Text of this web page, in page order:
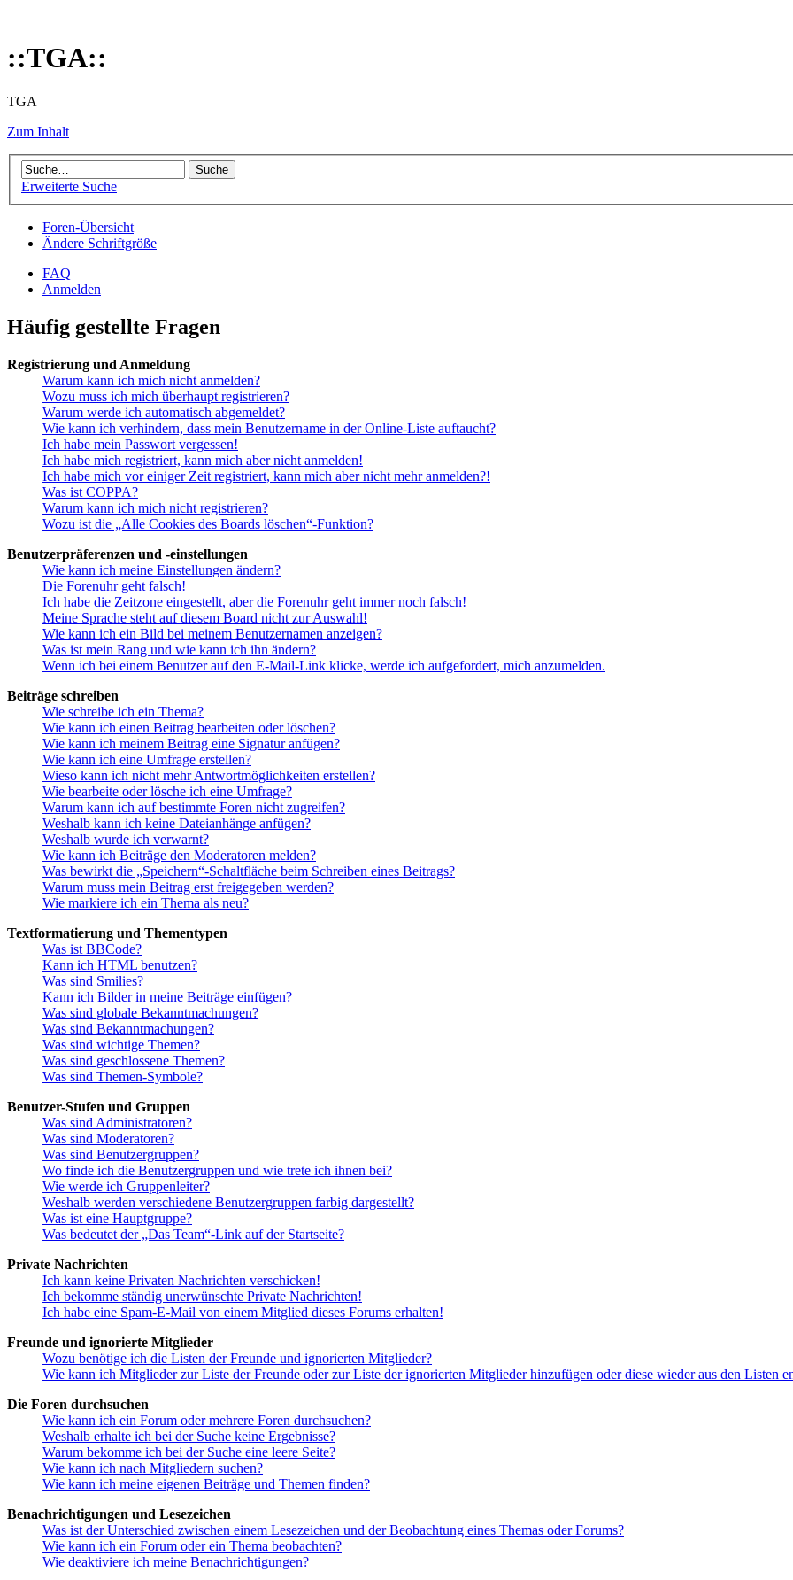
::TGA::
TGA
Zum Inhalt
Erweiterte Suche
Foren-Übersicht
Ändere Schriftgröße
FAQ
Anmelden
Häufig gestellte Fragen
Registrierung und Anmeldung
Warum kann ich mich nicht anmelden?
Wozu muss ich mich überhaupt registrieren?
Warum werde ich automatisch abgemeldet?
Wie kann ich verhindern, dass mein Benutzername in der Online-Liste auftaucht?
Ich habe mein Passwort vergessen!
Ich habe mich registriert, kann mich aber nicht anmelden!
Ich habe mich vor einiger Zeit registriert, kann mich aber nicht mehr anmelden?!
Was ist COPPA?
Warum kann ich mich nicht registrieren?
Wozu ist die „Alle Cookies des Boards löschen“-Funktion?
Benutzerpräferenzen und -einstellungen
Wie kann ich meine Einstellungen ändern?
Die Forenuhr geht falsch!
Ich habe die Zeitzone eingestellt, aber die Forenuhr geht immer noch falsch!
Meine Sprache steht auf diesem Board nicht zur Auswahl!
Wie kann ich ein Bild bei meinem Benutzernamen anzeigen?
Was ist mein Rang und wie kann ich ihn ändern?
Wenn ich bei einem Benutzer auf den E-Mail-Link klicke, werde ich aufgefordert, mich anzumelden.
Beiträge schreiben
Wie schreibe ich ein Thema?
Wie kann ich einen Beitrag bearbeiten oder löschen?
Wie kann ich meinem Beitrag eine Signatur anfügen?
Wie kann ich eine Umfrage erstellen?
Wieso kann ich nicht mehr Antwortmöglichkeiten erstellen?
Wie bearbeite oder lösche ich eine Umfrage?
Warum kann ich auf bestimmte Foren nicht zugreifen?
Weshalb kann ich keine Dateianhänge anfügen?
Weshalb wurde ich verwarnt?
Wie kann ich Beiträge den Moderatoren melden?
Was bewirkt die „Speichern“-Schaltfläche beim Schreiben eines Beitrags?
Warum muss mein Beitrag erst freigegeben werden?
Wie markiere ich ein Thema als neu?
Textformatierung und Thementypen
Was ist BBCode?
Kann ich HTML benutzen?
Was sind Smilies?
Kann ich Bilder in meine Beiträge einfügen?
Was sind globale Bekanntmachungen?
Was sind Bekanntmachungen?
Was sind wichtige Themen?
Was sind geschlossene Themen?
Was sind Themen-Symbole?
Benutzer-Stufen und Gruppen
Was sind Administratoren?
Was sind Moderatoren?
Was sind Benutzergruppen?
Wo finde ich die Benutzergruppen und wie trete ich ihnen bei?
Wie werde ich Gruppenleiter?
Weshalb werden verschiedene Benutzergruppen farbig dargestellt?
Was ist eine Hauptgruppe?
Was bedeutet der „Das Team“-Link auf der Startseite?
Private Nachrichten
Ich kann keine Privaten Nachrichten verschicken!
Ich bekomme ständig unerwünschte Private Nachrichten!
Ich habe eine Spam-E-Mail von einem Mitglied dieses Forums erhalten!
Freunde und ignorierte Mitglieder
Wozu benötige ich die Listen der Freunde und ignorierten Mitglieder?
Wie kann ich Mitglieder zur Liste der Freunde oder zur Liste der ignorierten Mitglieder hinzufügen oder diese wieder aus den Listen
Die Foren durchsuchen
Wie kann ich ein Forum oder mehrere Foren durchsuchen?
Weshalb erhalte ich bei der Suche keine Ergebnisse?
Warum bekomme ich bei der Suche eine leere Seite?
Wie kann ich nach Mitgliedern suchen?
Wie kann ich meine eigenen Beiträge und Themen finden?
Benachrichtigungen und Lesezeichen
Was ist der Unterschied zwischen einem Lesezeichen und der Beobachtung eines Themas oder Forums?
Wie kann ich ein Forum oder ein Thema beobachten?
Wie deaktiviere ich meine Benachrichtigungen?